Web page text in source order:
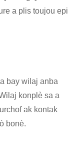
a plis toujou epi
bay wilaj anba
konplè sa a
ak kontak
bonè.